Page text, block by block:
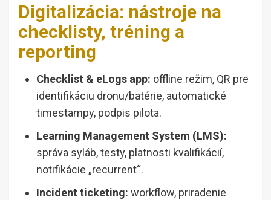
Digitalizácia: nástroje na
checklisty, tréning a
reporting
Checklist & eLogs app: offline režim, QR pre
identifikáciu dronu/batérie, automatické
timestampy, podpis pilota.
Learning Management System (LMS):
správa syláb, testy, platnosti kvalifikácií,
notifikácie „recurrent“.
Incident ticketing: workflow, priradenie